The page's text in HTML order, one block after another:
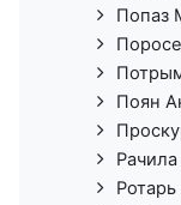
Попаз
Поян